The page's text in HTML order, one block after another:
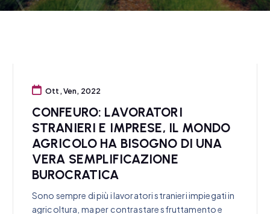
Ott, Ven, 2022
CONFEURO: LAVORATORI
STRANIERI E IMPRESE, IL MONDO
AGRICOLO HA BISOGNO DI UNA
VERA SEMPLIFICAZIONE
BUROCRATICA
Sono sempre di più i lavoratori stranieri impiegati in
agricoltura, ma per contrastare sfruttamento e